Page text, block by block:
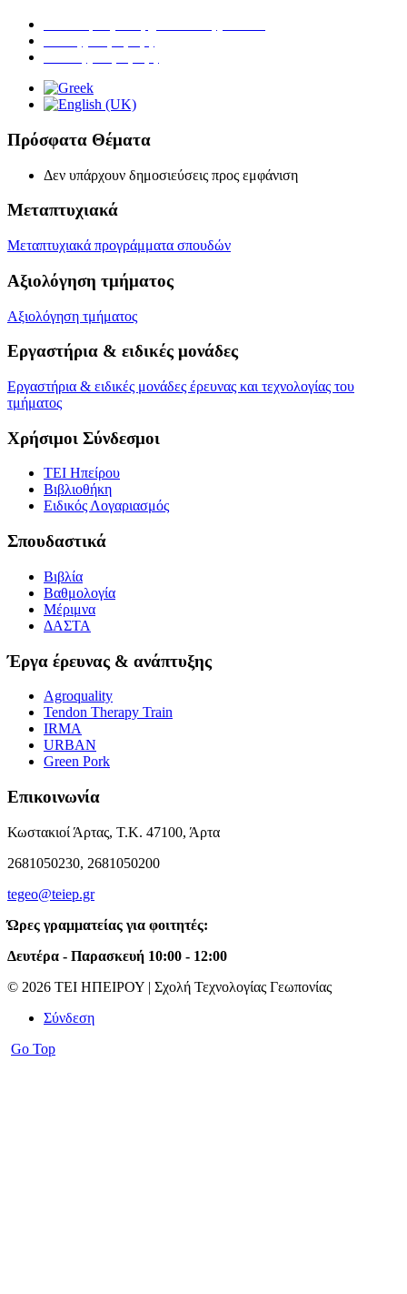
Πρόσφατα Θέματα
Δεν υπάρχουν δημοσιεύσεις προς εμφάνιση
Μεταπτυχιακά
Μεταπτυχιακά προγράμματα σπουδών
Αξιολόγηση τμήματος
Αξιολόγηση τμήματος
Εργαστήρια & ειδικές μονάδες
Εργαστήρια & ειδικές μονάδες έρευνας και τεχνολογίας του
τμήματος
Χρήσιμοι Σύνδεσμοι
ΤΕΙ Ηπείρου
Βιβλιοθήκη
Eιδικός Λογαριασμός
Σπουδαστικά
Βιβλία
Βαθμολογία
Μέριμνα
ΔΑΣΤΑ
Έργα έρευνας & ανάπτυξης
Agroquality
Tendon Therapy Train
IRMA
URBAN
Green Pork
Επικοινωνία
Κωστακιοί Άρτας, Τ.Κ. 47100, Άρτα
2681050230, 2681050200
tegeo@teiep.gr
Ώρες γραμματείας για φοιτητές:
Δευτέρα - Παρασκευή 10:00 - 12:00
© 2026 ΤΕΙ ΗΠΕΙΡΟΥ | Σχολή Τεχνολογίας Γεωπονίας
Σύνδεση
Go Top